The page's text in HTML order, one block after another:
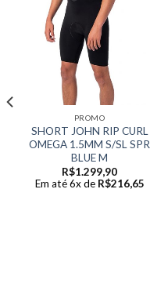
PROMO
SHORT JOHN RIP CURL
OMEGA 1.5MM S/SL SPR
BLUE M
R$1.299,90
Em até 6x de R$216,65